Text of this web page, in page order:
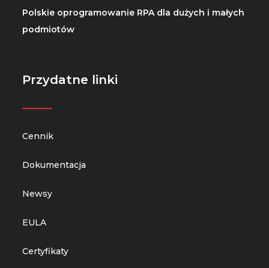
Polskie oprogramowanie RPA dla dużych i małych
podmiotów
Przydatne linki
_____
Cennik
Dokumentacja
Newsy
EULA
Certyfikaty